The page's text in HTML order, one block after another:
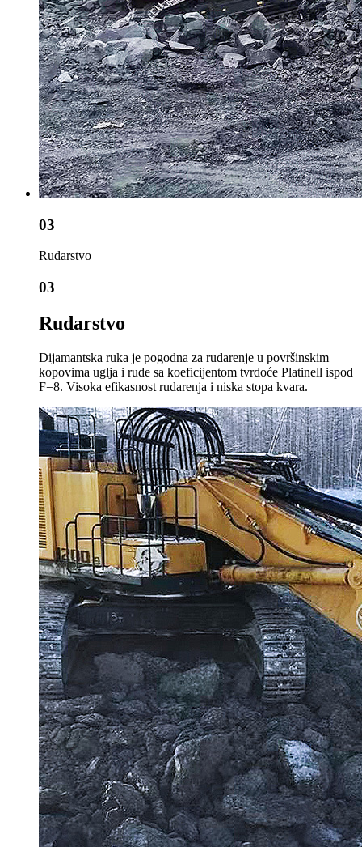
03
Rudarstvo
03
Rudarstvo
Dijamantska ruka je pogodna za rudarenje u površinskim
kopovima uglja i rude sa koeficijentom tvrdoće Platinell ispod
F=8. Visoka efikasnost rudarenja i niska stopa kvara.